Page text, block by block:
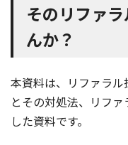
そのリファ
んか？
本資料は、リファラ
とその対処法、リフ
した資料です。